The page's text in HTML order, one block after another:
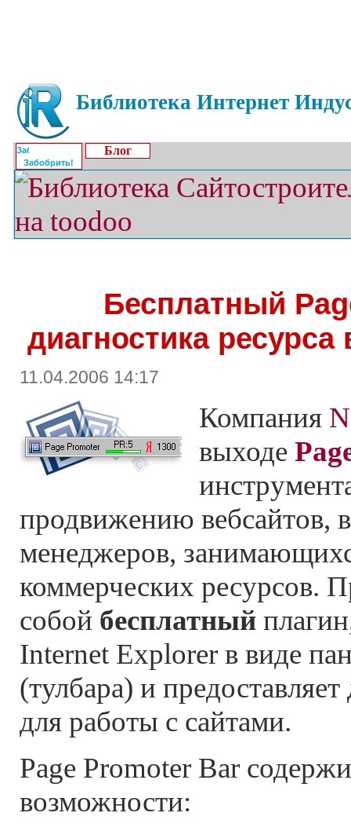
Библиотека Интернет
Забобрить!
Блог
Бесплатный
диагностика
11.04.2006 14:17
Компания
выходе
продвижению вебсайтов,
менеджеров,
коммерческих ресурсов.
собой бесплатный
Internet Explorer в виде
(тулбара) и
для работы с сайтами.
Page Promoter Bar
возможности: